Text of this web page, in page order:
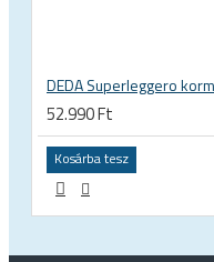
52.990 Ft
Kosárba tesz